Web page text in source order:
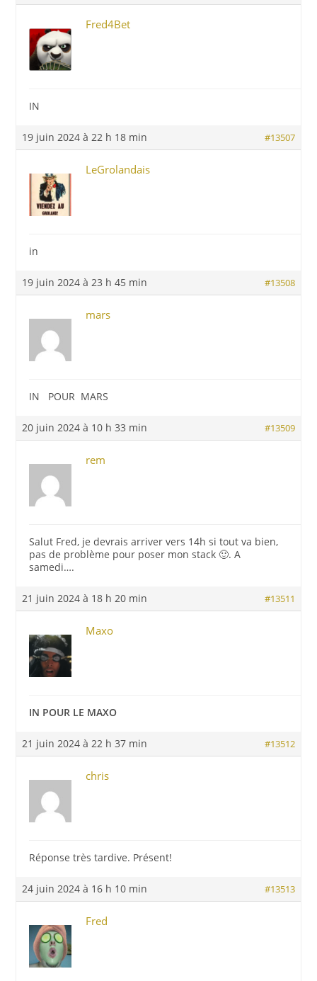
Fred4Bet
IN
19 juin 2024 à 22 h 18 min #13507
LeGrolandais
in
19 juin 2024 à 23 h 45 min #13508
mars
IN POUR MARS
20 juin 2024 à 10 h 33 min #13509
rem
Salut Fred, je devrais arriver vers 14h si tout va bien,
pas de problème pour poser mon stack 🙂. A
samedi….
21 juin 2024 à 18 h 20 min #13511
Maxo
IN POUR LE MAXO
21 juin 2024 à 22 h 37 min #13512
chris
Réponse très tardive. Présent!
24 juin 2024 à 16 h 10 min #13513
Fred